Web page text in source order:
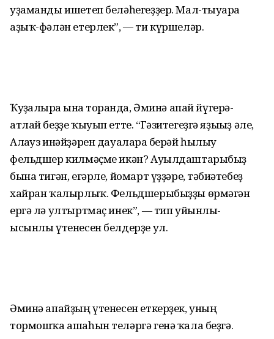
уҙаманды ишетеп беләһегеҙҙер. Мал-тыуарға
аҙыҡ-фәлән етерлек”, — ти күршеләр.
Ҡуҙғалырға ғына торғанда, Әминә апай йүгерә-
атлай беҙҙе ҡыуып етте. “Гәзитегеҙгә яҙығыҙ әле,
Алағуз инәйҙәрен дауаларға берәй һылыу
фельдшер килмәҫме икән? Ауылдаш­тарыбыҙ
бына тигән, егәрле, йомарт үҙҙәре, тәбиғәтебеҙ
хайран ҡалырлыҡ. Фельдшерыбыҙҙы өрмәгән
ергә лә ултыртмаҫ инек”, — тип уйынлы-
ысынлы үтенесен белдерҙе ул.
Әминә апайҙың үтенесен еткерҙек, уның
тормошҡа ашаһын теләргә генә ҡала беҙгә.